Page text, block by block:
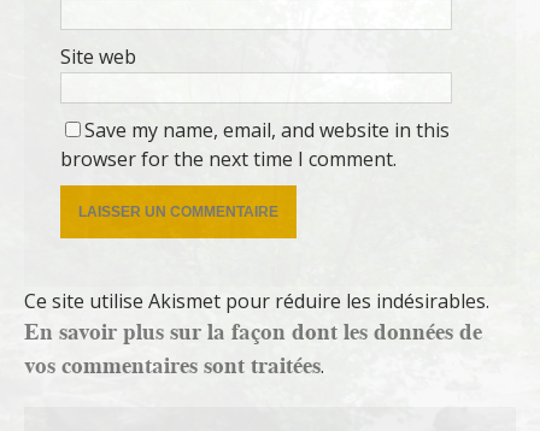
Site web
Save my name, email, and website in this
browser for the next time I comment.
Ce site utilise Akismet pour réduire les indésirables.
En savoir plus sur la façon dont les données de
vos commentaires sont traitées.